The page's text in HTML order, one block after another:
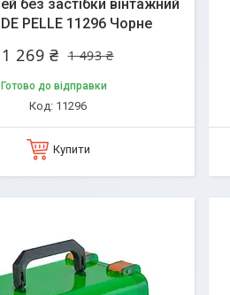
без застібки вінтажний
PELLE 11296 Чорне
1 493 ₴
1 269 ₴
Готово до відправки
11296
Купити